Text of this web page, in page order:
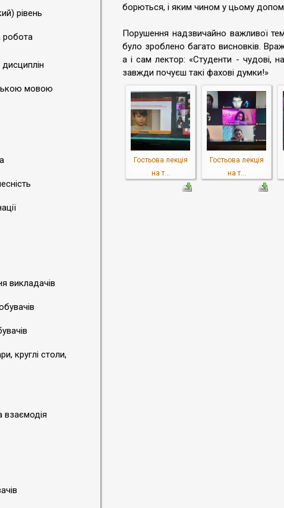
рівень
робота
мовою
викладачів
круглі столи,
взаємодія
борються, і яким чином у цьому
Порушення надзвичайно важливої
було зроблено багато висновків.
а і сам лектор: «Студенти - чудові,
завжди почуєш такі фахові думки!»
Гостьова лекція
на т...
Гостьова лекція
на т...